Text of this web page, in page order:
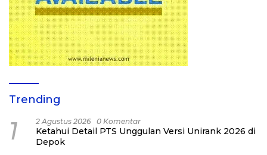
Trending
1 2 Agustus 2026 0 Komentar
Ketahui Detail PTS Unggulan Versi Unirank 2026 di
Depok